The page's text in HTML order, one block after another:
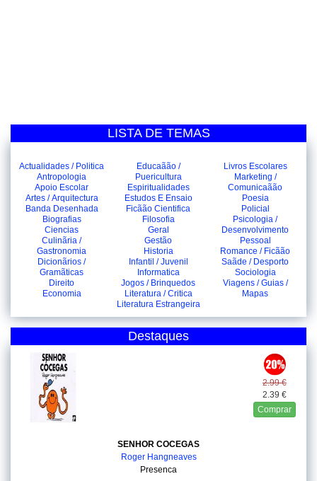
LISTA DE TEMAS
Actualidades / Politica
Antropologia
Apoio Escolar
Artes / Arquitectura
Banda Desenhada
Biografias
Ciencias
Culinãria /
Gastronomia
Dicionãrios /
Gramãticas
Direito
Economia
Educaãão /
Puericultura
Espiritualidades
Estudos E Ensaio
Ficãão Cientifica
Filosofia
Geral
Gestão
Historia
Infantil / Juvenil
Informatica
Jogos / Brinquedos
Literatura / Critica
Literatura Estrangeira
Livros Escolares
Marketing /
Comunicaãão
Poesia
Policial
Psicologia /
Desenvolvimento
Pessoal
Romance / Ficãão
Saãde / Desporto
Sociologia
Viagens / Guias /
Mapas
Destaques
2.99 €
2.39 €
Comprar
SENHOR COCEGAS
Roger Hangneaves
Presenca